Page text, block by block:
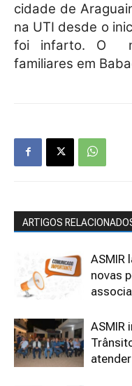
cidade de
na UTI desde o
foi infarto. O
familiares em
ARTIGOS
ASMIR
novas
ASMIR